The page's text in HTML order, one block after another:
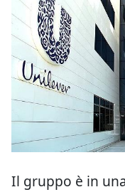
Il gruppo è in